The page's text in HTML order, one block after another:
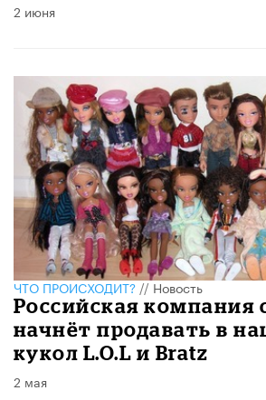
2 июня
ЧТО ПРОИСХОДИТ?//Новость
Российская компания
начнёт продавать в
кукол L.O.L и Bratz
2 мая